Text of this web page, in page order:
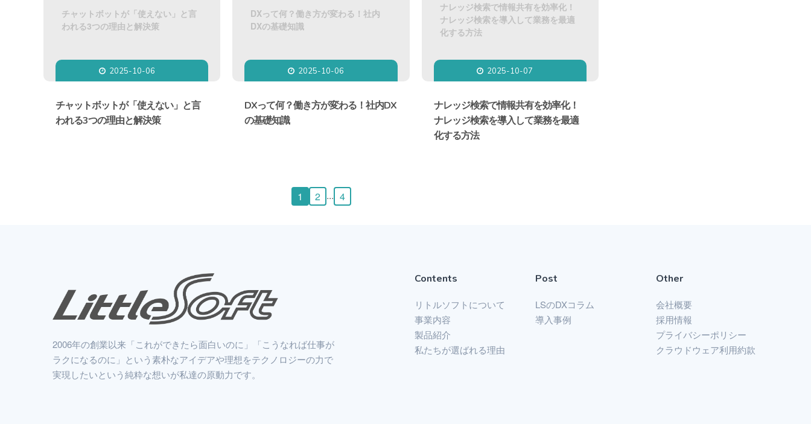
チャットボットが「使えない」と言
われる3つの理由と解決策
 2025-10-06
チャットボットが「使えない」と言
われる3つの理由と解決策
DXって何？働き方が変わる！社内
DXの基礎知識
 2025-10-06
DXって何？働き方が変わる！社内DX
の基礎知識
ナレッジ検索で情報共有を効率化！
ナレッジ検索を導入して業務を最適
化する方法
 2025-10-07
ナレッジ検索で情報共有を効率化！
ナレッジ検索を導入して業務を最適
化する方法
1 2 ... 4
2006年の創業以来「これができたら面白いのに」「こうなれば仕事が
ラクになるのに」という素朴なアイデアや理想をテクノロジーの力で
実現したいという純粋な想いが私達の原動力です。
Contents
リトルソフトについて
事業内容
製品紹介
私たちが選ばれる理由
Post
LSのDXコラム
導入事例
Other
会社概要
採用情報
プライバシーポリシー
クラウドウェア利用約款